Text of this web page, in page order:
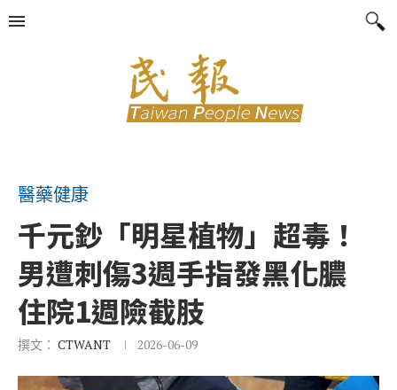
醫藥健康
千元鈔「明星植物」超毒！
男遭刺傷3週手指發黑化膿
住院1週險截肢
撰文： CTWANT 2026-06-09